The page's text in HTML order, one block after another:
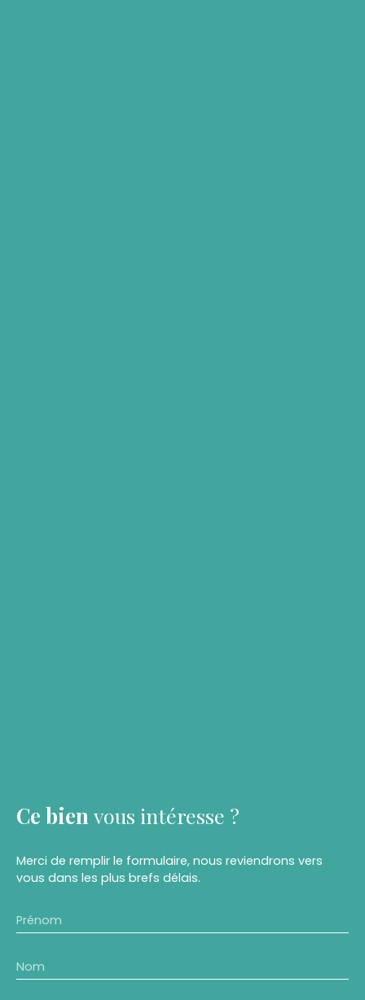
Ce bien vous intéresse ?
Merci de remplir le formulaire, nous reviendrons vers
vous dans les plus brefs délais.
Prénom
Nom